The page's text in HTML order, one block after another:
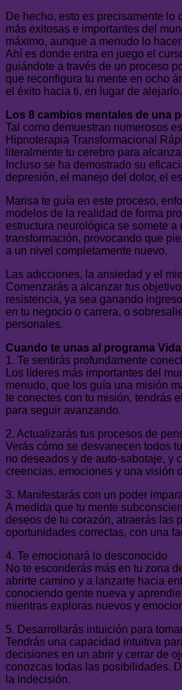
De hecho, esto es precisamente lo
más exitosas e importantes del
máximo, aunque a menudo lo
Ahí es donde entra en juego el
guiándote a través de un proceso
que reconfigura tu mente en ocho
el éxito hacia ti, en lugar de alejarlo.
Los 8 cambios mentales de una
Tal como demuestran numerosos
Hipnoterapia Transformacional
literalmente tu cerebro para
Incluso se ha demostrado su
depresión, el manejo del dolor, el
Marisa te guía en este proceso,
modelos de la realidad de forma
estructura neurológica se somete a
transformación, provocando que
a un nivel completamente nuevo.
Las adicciones, la ansiedad y el
Comenzarás a alcanzar tus
resistencia, ya sea ganando
en tu negocio o carrera, o
personales.
Cuando te unas al programa
1. Te sentirás profundamente
Los líderes más importantes del
menudo, que los guía una misión
te conectes con tu misión, tendrás
para seguir avanzando.
2. Actualizarás tus procesos de
Verás cómo se desvanecen todos
no deseados y de auto-sabotaje, y
creencias, emociones y una visión
3. Manifestarás con un poder
A medida que tu mente
deseos de tu corazón, atraerás las
oportunidades correctas, con una
4. Te emocionará lo desconocido
No te esconderás más en tu zona
abrirte camino y a lanzarte hacia
conociendo gente nueva y
mientras exploras nuevos y
5. Desarrollarás intuición para
Tendrás una capacidad intuitiva
decisiones en un abrir y cerrar de
conozcas todas las posibilidades.
la indecisión.